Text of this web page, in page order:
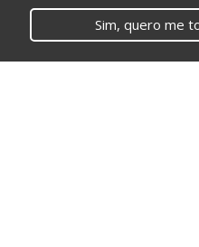
Sim, quero me